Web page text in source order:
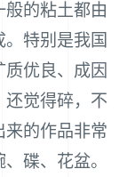
的粘土都由
特别是我国
优良、成因
还觉得碎，不
来的作品非常
碟、花盆。